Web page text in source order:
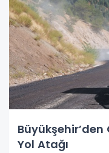
Büyükşehir’den
Yol Atağı